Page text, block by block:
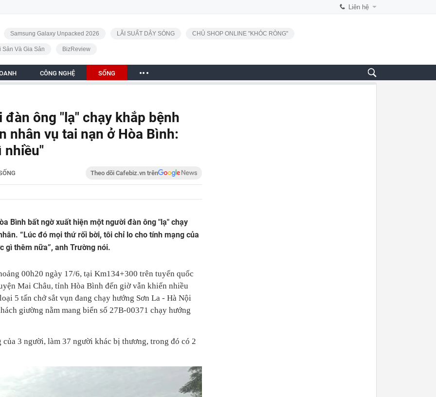
Liên hệ
Samsung Galaxy Unpacked 2026 LÃI SUẤT DẬY SÓNG CHỦ SHOP ONLINE "KHÓC RÒNG"
Sản Và Gia Sản BizReview
CÔNG NGHỆ SỐNG
ông "lạ" chạy khắp bệnh
nhân vụ tai nạn ở Hòa Bình:
nhiều"
Theo dõi Cafebiz.vn trên
Bình bất ngờ xuất hiện một người đàn ông "lạ" chạy
“Lúc đó mọi thứ rối bời, tôi chỉ lo cho tính mạng của
gì thêm nữa”, anh Trường nói.
00h20 ngày 17/6, tại Km134+300 trên tuyến quốc
Mai Châu, tỉnh Hòa Bình đến giờ vẫn khiến nhiều
5 tấn chở sắt vụn đang chạy hướng Sơn La - Hà Nội
giường nằm mang biển số 27B-00371 chạy hướng
3 người, làm 37 người khác bị thương, trong đó có 2